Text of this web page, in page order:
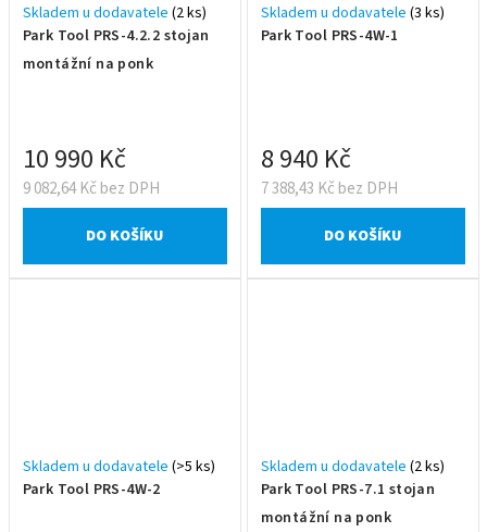
Park Tool PRS-4.2.2 stojan
montážní na ponk
Skladem u dodavatele (2 ks)
9 082,64 Kč bez DPH
10 990 Kč
DO KOŠÍKU
Park Tool PRS-4W-1
Skladem u dodavatele (3 ks)
7 388,43 Kč bez DPH
8 940 Kč
DO KOŠÍKU
Park Tool PRS-4W-2
Skladem u dodavatele (>5 ks)
Park Tool PRS-7.1 stojan
montážní na ponk
Skladem u dodavatele (2 ks)